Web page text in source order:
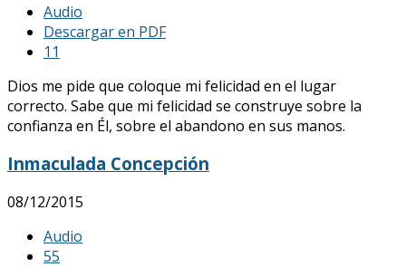
Audio
Descargar en PDF
1 1
Dios me pide que coloque mi felicidad en el lugar
correcto. Sabe que mi felicidad se construye sobre la
confianza en Él, sobre el abandono en sus manos.
Inmaculada Concepción
08/12/2015
Audio
55